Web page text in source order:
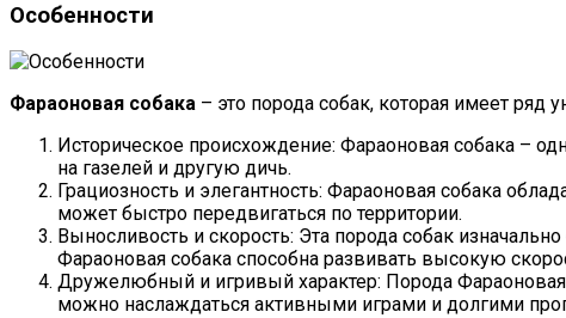
Особенности
Фараоновая собака – это порода собак, которая имеет ряд
Историческое происхождение: Фараоновая собака –
на газелей и другую дичь.
Грациозность и элегантность: Фараоновая собака
может быстро передвигаться по территории.
Выносливость и скорость: Эта порода собак
Фараоновая собака способна развивать высокую
Дружелюбный и игривый характер: Порода
можно наслаждаться активными играми и долгими